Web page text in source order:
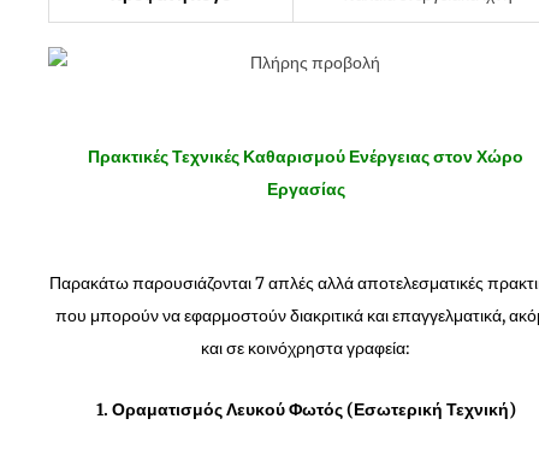
Πρακτικές Τεχνικές Καθαρισμού Ενέργειας στον Χώρο
Εργασίας
Παρακάτω παρουσιάζονται 7 απλές αλλά αποτελεσματικές
που μπορούν να εφαρμοστούν διακριτικά και επαγγελματικά,
και σε κοινόχρηστα γραφεία:
1. Οραματισμός Λευκού Φωτός (Εσωτερική Τεχνική)